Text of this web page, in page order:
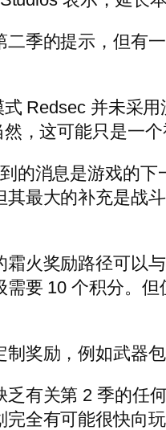
季的提示，但有
Redsec 并未采
，这可能只是一
的消息是游戏的下
其最大的补充是战
火奖励路径可以
要 10 个积分。
奖励，例如武器
有关第 2 季的任
全有可能很快向